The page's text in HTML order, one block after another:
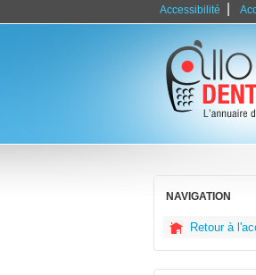
Accessibilité
NAVIGATION
Retour à